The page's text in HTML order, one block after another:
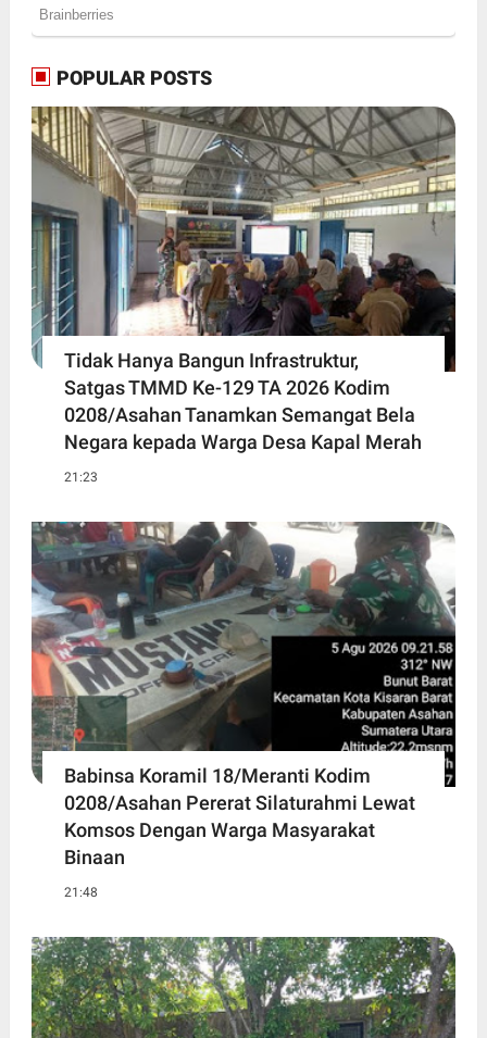
POPULAR POSTS
Tidak Hanya Bangun Infrastruktur,
Satgas TMMD Ke-129 TA 2026 Kodim
0208/Asahan Tanamkan Semangat Bela
Negara kepada Warga Desa Kapal Merah
21:23
Babinsa Koramil 18/Meranti Kodim
0208/Asahan Pererat Silaturahmi Lewat
Komsos Dengan Warga Masyarakat
Binaan
21:48